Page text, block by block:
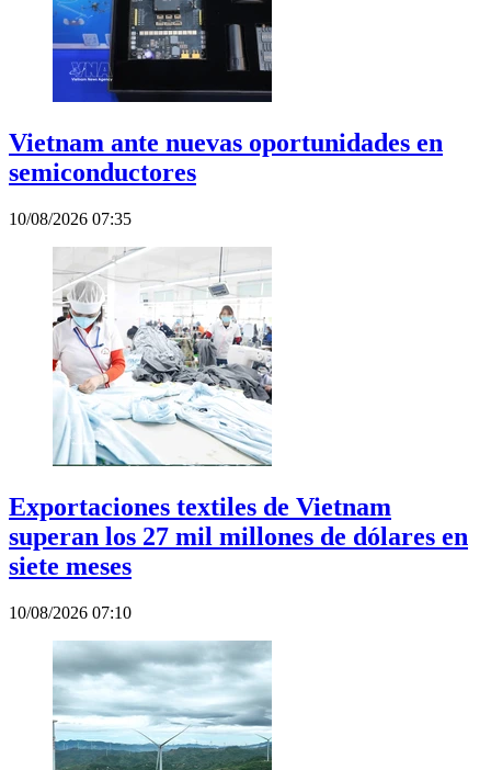
Vietnam ante nuevas oportunidades en
semiconductores
10/08/2026 07:35
Exportaciones textiles de Vietnam
superan los 27 mil millones de dólares en
siete meses
10/08/2026 07:10